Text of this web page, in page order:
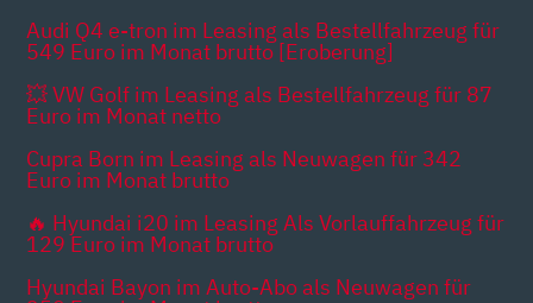
Audi Q4 e-tron im Leasing als Bestellfahrzeug für
549 Euro im Monat brutto [Eroberung]
💥 VW Golf im Leasing als Bestellfahrzeug für 87
Euro im Monat netto
Cupra Born im Leasing als Neuwagen für 342
Euro im Monat brutto
🔥 Hyundai i20 im Leasing Als Vorlauffahrzeug für
129 Euro im Monat brutto
Hyundai Bayon im Auto-Abo als Neuwagen für